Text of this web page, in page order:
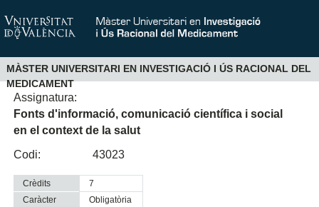
MÀSTER UNIVERSITARI EN INVESTIGACIÓ I ÚS RACIONAL DEL
MEDICAMENT
Assignatura:
Fonts d'informació, comunicació científica i social
en el context de la salut
Codi:
43023
Crèdits
7
Caràcter
obligatòria